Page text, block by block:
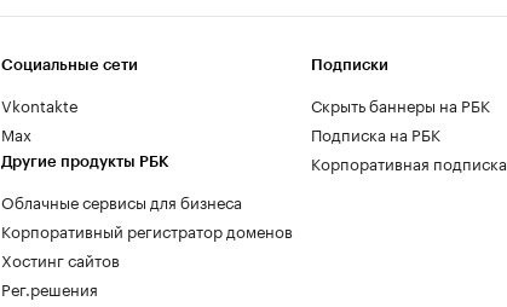
Социальные сети
Vkontakte
Max
Другие продукты РБК
Облачные сервисы для бизнеса
Корпоративный регистратор доменов
Хостинг сайтов
Рег.решения
Подписки
Скрыть баннеры на РБК
Подписка на РБК
Корпоративная подписка